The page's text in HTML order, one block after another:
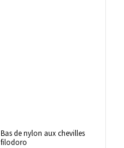
Bas de nylon aux chevilles
filodoro